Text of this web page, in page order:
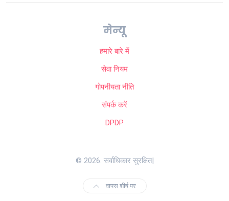
मेन्यू
हमारे बारे में
सेवा नियम
गोपनीयता नीति
संपर्क करें
DPDP
© 2026. सर्वाधिकार सुरक्षित|
वापस शीर्ष पर